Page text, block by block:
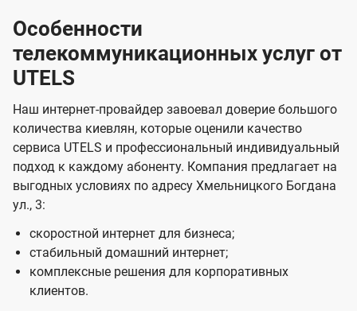
Особенности
телекоммуникационных услуг от
UTELS
Наш интернет-провайдер завоевал доверие большого
количества киевлян, которые оценили качество
сервиса UTELS и профессиональный индивидуальный
подход к каждому абоненту. Компания предлагает на
выгодных условиях по адресу Хмельницкого Богдана
ул., 3:
скоростной интернет для бизнеса;
стабильный домашний интернет;
комплексные решения для корпоративных
клиентов.